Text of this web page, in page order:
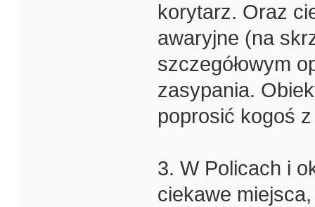
korytarz. Oraz
awaryjne (na
szczegółowym
zasypania.
poprosić kogoś
3. W Policach i
ciekawe